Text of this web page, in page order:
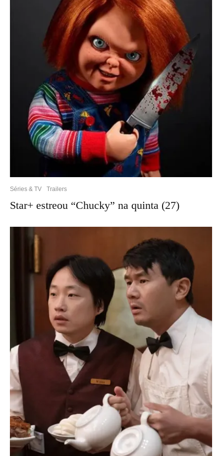
Séries & TV Trailers
Star+ estreou “Chucky” na quinta (27)